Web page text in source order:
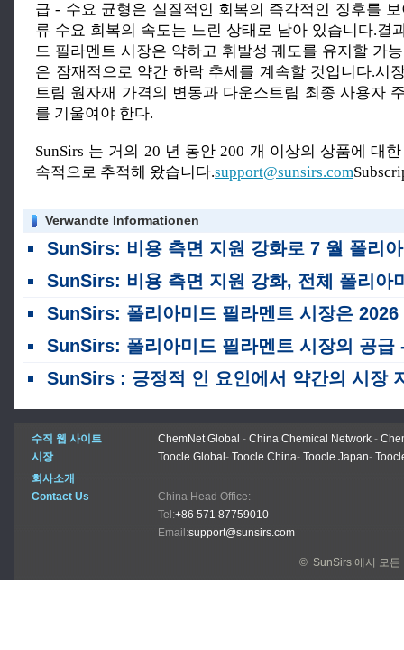
급 - 수요 균형은 실질적인 회복의 즉각적인 징후를
류 수요 회복의 속도는 느린 상태로 남아 있습니다.결
드 필라멘트 시장은 약하고 휘발성 궤도를 유지할 가
은 잠재적으로 약간 하락 추세를 계속할 것입니다.시
트림 원자재 가격의 변동과 다운스트림 최종 사용자
를 기울여야 한다.
SunSirs 는 거의 20 년 동안 200 개 이상의 상품에 대
속적으로 추적해 왔습니다.support@sunsirs.com
Verwandte Informationen
SunSirs: 비용 측면 지원 강화로 7 월 폴리아미드 필라멘트 가격 상승
SunSirs: 비용 측면 지원 강화, 전체 폴리아미드 필라멘트 제품 가격 상
SunSirs: 폴리아미드 필라멘트 시장은 2026 년 7 월 초에 하향으로 변동했습니다.
SunSirs: 폴리아미드 필라멘트 시장의 공급 - 수요 불균형은 6 월에도 지속되었으며, 가격은 약하게 하락했습
SunSirs : 긍정적 인 요인에서 약간의 시장 지원으로, 폴리아미드 필라멘트 가격은 약세를 보이고 있습
수직 웹 사이트 ChemNet Global - China Chemical Network -
시장
Toocle Global - Toocle China- Toocle Japan-
회사소개
Contact Us
China Head Office:
Tel:+86 571 87759010
Email:support@sunsirs.com
© SunSirs 에서 모